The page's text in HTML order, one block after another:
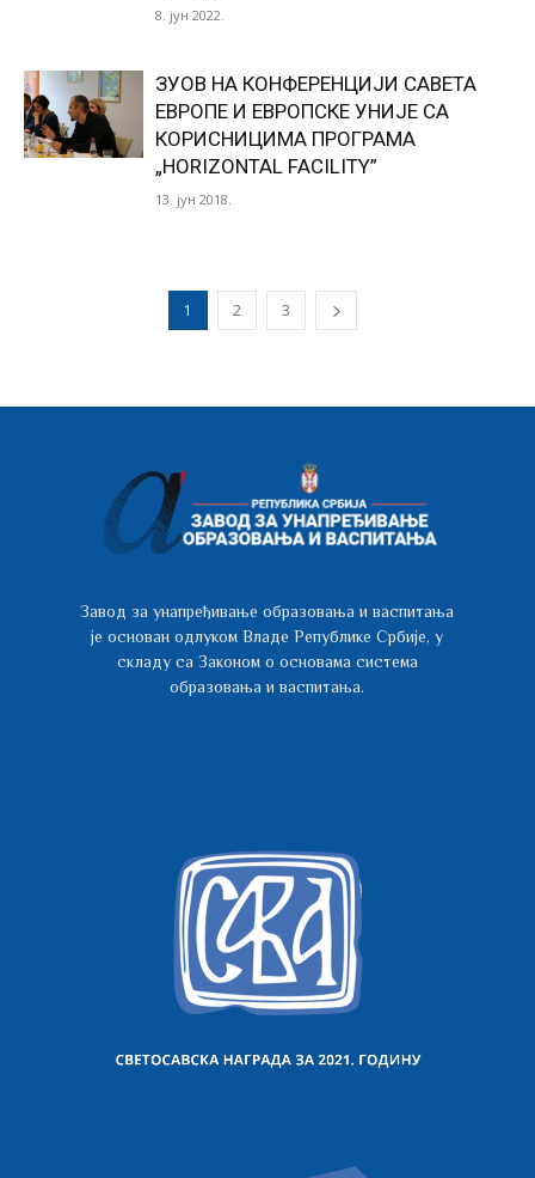
8. јун 2022.
ЗУОВ НА КОНФЕРЕНЦИЈИ САВЕТА
ЕВРОПЕ И ЕВРОПСКЕ УНИЈЕ СА
КОРИСНИЦИМА ПРОГРАМА
„HORIZONTAL FACILITY”
13. јун 2018.
1 2 3
Завод за унапређивање образовања и васпитања
је основан одлуком Владе Републике Србије, у
складу са Законом о основама система
образовања и васпитања.